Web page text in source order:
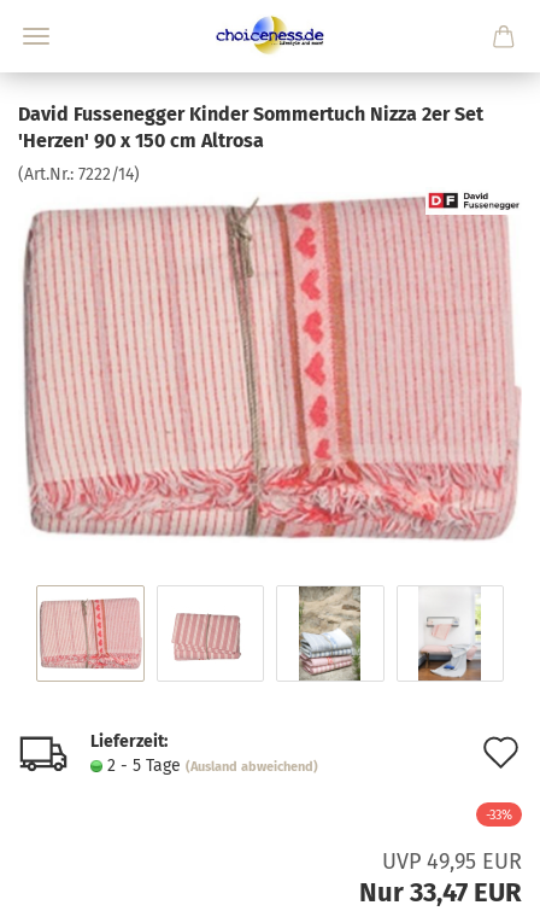
David Fussenegger Kinder Sommertuch Nizza 2er Set
'Herzen' 90 x 150 cm Altrosa
(Art.Nr.: 7222/14)
Lieferzeit:
2 - 5 Tage (Ausland abweichend)
-33%
UVP 49,95 EUR
Nur 33,47 EUR